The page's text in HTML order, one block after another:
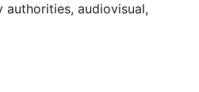
audiovisual,